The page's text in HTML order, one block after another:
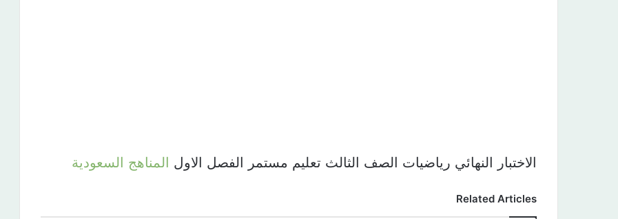
الاختبار النهائي رياضيات الصف الثالث تعليم مستمر الفصل الاول المناهج السعودية
Related Articles